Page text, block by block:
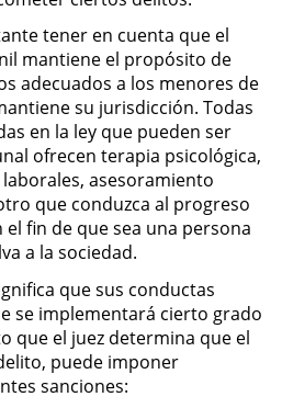
on a Spouse
tener en cuenta que el
mantiene el propósito de
adecuados a los menores de
su jurisdicción. Todas
en la ley que pueden ser
ofrecen terapia psicológica,
asesoramiento
que conduzca al progreso
fin de que sea una persona
a la sociedad.
que sus conductas
se implementará cierto grado
que el juez determina que el
puede imponer
sanciones: